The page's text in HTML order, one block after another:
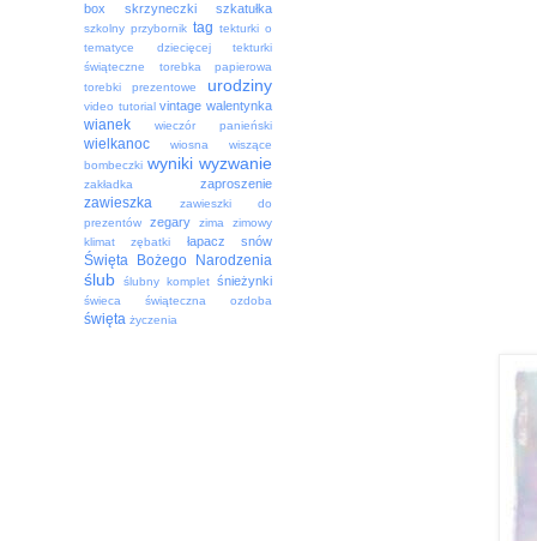
box skrzyneczki szkatułka
szkolny przybornik tag tekturki o
tematyce dziecięcej
tekturki
świąteczne
torebka papierowa
torebki prezentowe
urodziny
video tutorial vintage walentynka
wianek wieczór panieński
wielkanoc wiosna
wiszące
bombeczki wyniki wyzwanie
zakładka zaproszenie
zawieszka
zawieszki do
prezentów
zegary zima
zimowy
klimat
zębatki łapacz snów
Święta Bożego Narodzenia
ślub ślubny komplet śnieżynki
świeca świąteczna ozdoba
święta życzenia